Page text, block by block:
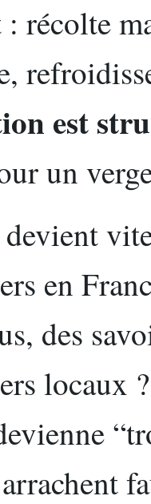
: récolte
est
un
devient
en
des
locaux